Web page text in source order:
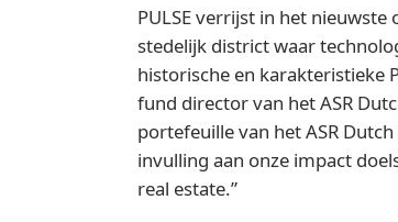
PULSE verrijst in het
stedelijk district waar
historische en karakteristieke
fund director van het ASR
portefeuille van het ASR
invulling aan onze impact
real estate.”